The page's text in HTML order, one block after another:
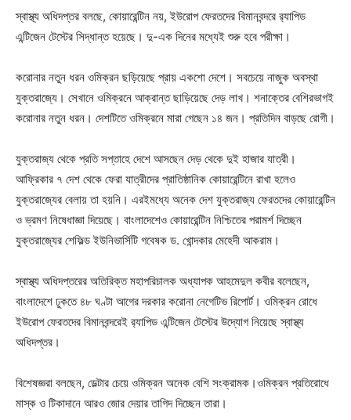
স্বাস্থ্য অধিদপ্তর বলছে, কোয়ারেন্টিন নয়, ইউরোপ ফেরতদের বিমানবন্দরে র‍্যাপিড
এন্টিজেন টেস্টের সিদ্ধান্ত হয়েছে। দু-এক দিনের মধ্যেই শুরু হবে পরীক্ষা।
করোনার নতুন ধরন ওমিক্রন ছড়িয়েছে প্রায় একশো দেশে। সবচেয়ে নাজুক অবস্থা
যুক্তরাজ্যে। সেখানে ওমিক্রনে আক্রান্ত ছাড়িয়েছে দেড় লাখ। শনাক্তের বেশিরভাগই
করোনার নতুন ধরন। দেশটিতে ওমিক্রনে মারা গেছেন ১৪ জন। প্রতিদিন বাড়ছে রোগী।
যুক্তরাজ্য থেকে প্রতি সপ্তাহে দেশে আসছেন দেড় থেকে দুই হাজার যাত্রী।
আফ্রিকার ৭ দেশ থেকে ফেরা যাত্রীদের প্রাতিষ্ঠানিক কোয়ারেন্টিনে রাখা হলেও
যুক্তরাজ্যের বেলায় তা হয়নি। এরইমধ্যে অনেক দেশ যুক্তরাজ্য ফেরতদের কোয়ারেন্টিন
ও ভ্রমণ নিষেধাজ্ঞা দিয়েছে। বাংলাদেশেও কোয়ারেন্টিন নিশ্চিতের পরামর্শ দিচ্ছেন
যুক্তরাজ্যের শেফিল্ড ইউনিভার্সিটি গবেষক ড. খোন্দকার মেহেদী আকরাম।
স্বাস্থ্য অধিদপ্তরের অতিরিক্ত মহাপরিচালক অধ্যাপক আহমেদুল কবীর বলেছেন,
বাংলাদেশে ঢুকতে ৪৮ ঘণ্টা আগের দরকার করোনা নেগেটিভ রিপোর্ট। ওমিক্রন রোধে
ইউরোপ ফেরতদের বিমানবন্দরেই র‍্যাপিড এন্টিজেন টেস্টের উদ্যোগ নিয়েছে স্বাস্থ্য
অধিদপ্তর।
বিশেষজ্ঞরা বলছেন, ডেল্টার চেয়ে ওমিক্রন অনেক বেশি সংক্রামক।ওমিক্রন প্রতিরোধে
মাস্ক ও টিকাদানে আরও জোর দেয়ার তাগিদ দিচ্ছেন তারা।